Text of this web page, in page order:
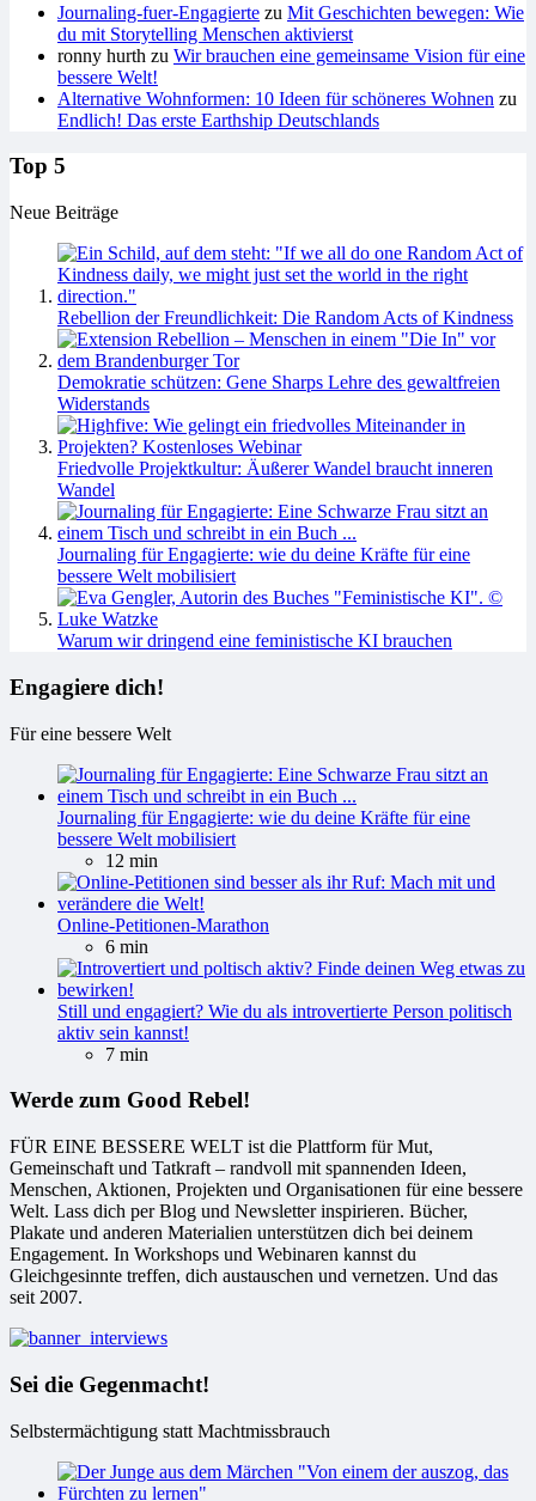
Journaling-fuer-Engagierte zu Mit Geschichten bewegen: Wie
du mit Storytelling Menschen aktivierst
ronny hurth zu Wir brauchen eine gemeinsame Vision für eine
bessere Welt!
Alternative Wohnformen: 10 Ideen für schöneres Wohnen zu
Endlich! Das erste Earthship Deutschlands
Top 5
Neue Beiträge
Rebellion der Freundlichkeit: Die Random Acts of Kindness
Demokratie schützen: Gene Sharps Lehre des gewaltfreien
Widerstands
Friedvolle Projektkultur: Äußerer Wandel braucht inneren
Wandel
Journaling für Engagierte: wie du deine Kräfte für eine
bessere Welt mobilisiert
Warum wir dringend eine feministische KI brauchen
Engagiere dich!
Für eine bessere Welt
Journaling für Engagierte: wie du deine Kräfte für eine
bessere Welt mobilisiert
12 min
Online-Petitionen-Marathon
6 min
Still und engagiert? Wie du als introvertierte Person politisch
aktiv sein kannst!
7 min
Werde zum Good Rebel!
FÜR EINE BESSERE WELT ist die Plattform für Mut,
Gemeinschaft und Tatkraft – randvoll mit spannenden Ideen,
Menschen, Aktionen, Projekten und Organisationen für eine bessere
Welt. Lass dich per Blog und Newsletter inspirieren. Bücher,
Plakate und anderen Materialien unterstützen dich bei deinem
Engagement. In Workshops und Webinaren kannst du
Gleichgesinnte treffen, dich austauschen und vernetzen. Und das
seit 2007.
Sei die Gegenmacht!
Selbstermächtigung statt Machtmissbrauch